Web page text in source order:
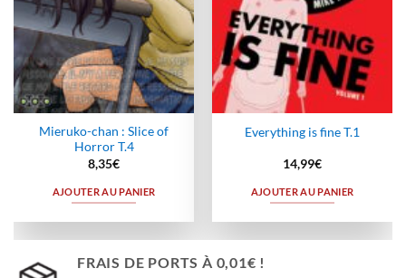
Mieruko-chan : Slice of
Horror T.4
8,35€
AJOUTER AU PANIER
Everything is fine T.1
14,99€
AJOUTER AU PANIER
FRAIS DE PORTS À 0,01€ !